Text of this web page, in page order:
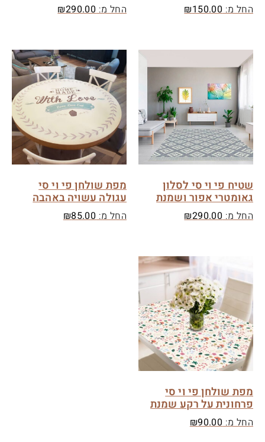
החל מ: ₪150.00 החל מ: ₪290.00
שטיח פי וי סי לסלון
גאומטרי אפור ושמנת
החל מ: ₪290.00
מפת שולחן פי וי סי
עגולה עשויה באהבה
החל מ: ₪85.00
מפת שולחן פי וי סי
פרחונית על רקע שמנת
החל מ: ₪90.00